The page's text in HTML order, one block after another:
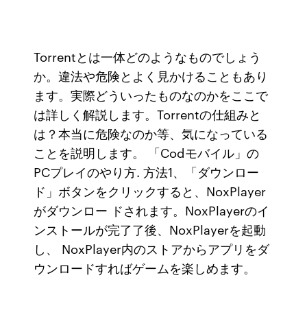
Torrentとは一体どのようなものでしょう
か。違法や危険とよく見かけることもあり
ます。実際どういったものなのかをここで
は詳しく解説します。Torrentの仕組みと
は？本当に危険なのか等、気になっている
ことを説明します。 「Codモバイル」の
PCプレイのやり方. 方法1、「ダウンロー
ド」ボタンをクリックすると、NoxPlayer
がダウンロー ドされます。NoxPlayerのイ
ンストールが完了了後、NoxPlayerを起動
し、 NoxPlayer内のストアからアプリをダ
ウンロードすればゲームを楽しめます。